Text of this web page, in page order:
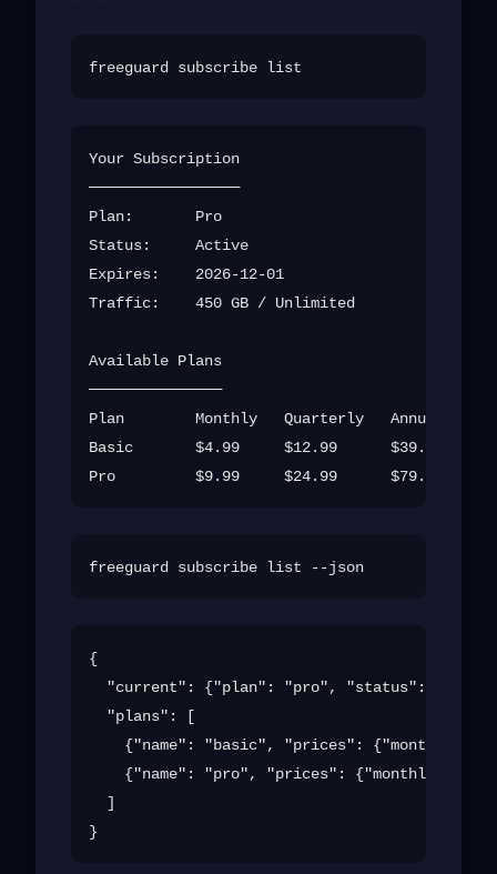
Your Subscription
─────────────────
Plan:       Pro
Status:     Active
Expires:    2026-12-01
Traffic:    450 GB / Unlimited
Available Plans
───────────────
Plan        Monthly   Quarterly   Annual
Basic       $4.99     $12.99      $39.99
{
"current": {"plan": "pro", "status":
  "plans": [
{"name": "basic", "prices": {"monthly":
{"name": "pro", "prices": {"monthly":
  ]